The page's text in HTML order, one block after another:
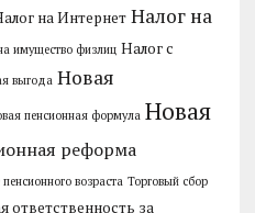
на Интернет Налог на
имущество физлиц Налог с
выгода Новая
пенсионная формула Новая
реформа
возраста Торговый сбор
ответственность за